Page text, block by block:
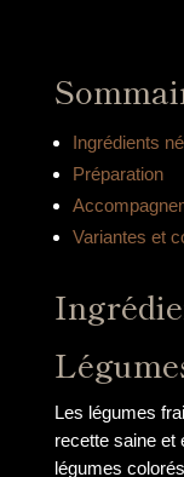
Ingrédients
Préparation
Variantes et
Les légumes
recette saine et
légumes